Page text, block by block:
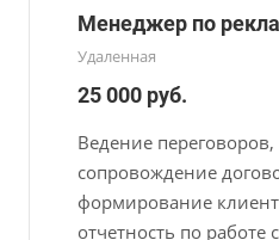
Менеджер по
Удаленная
25 000 руб.
Ведение
сопровождение
формирование
отчетность по работе